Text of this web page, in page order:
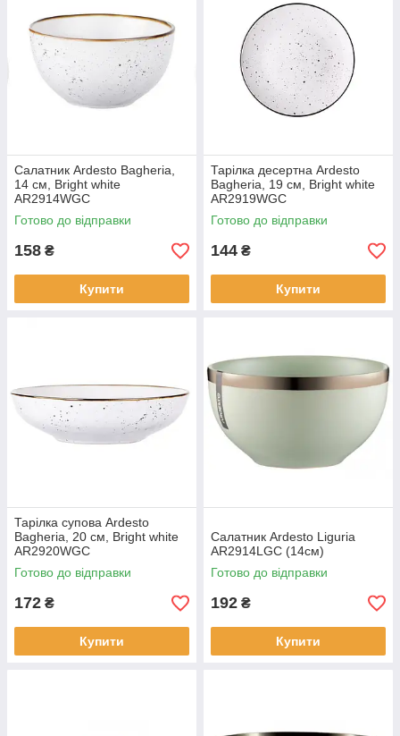
Салатник Ardesto Bagheria,
14 см, Bright white
AR2914WGC
Готово до відправки
158 ₴
Купити
Тарілка десертна Ardesto
Bagheria, 19 см, Bright white
AR2919WGC
Готово до відправки
144 ₴
Купити
Тарілка супова Ardesto
Bagheria, 20 см, Bright white
AR2920WGC
Готово до відправки
172 ₴
Купити
Салатник Ardesto Liguria
AR2914LGC (14см)
Готово до відправки
192 ₴
Купити